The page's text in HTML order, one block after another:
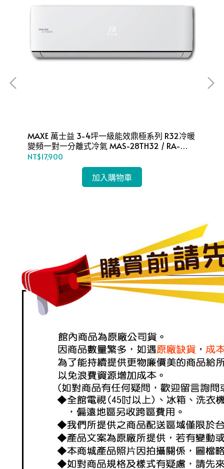
MAXE 萬士益 3-4坪一級能效鼎極系列 R32冷暖
變頻一對一分離式冷氣 MAS-28TH32 / RA-
28TH32M
NT$17,900
加入購物車